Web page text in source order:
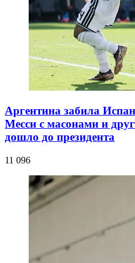
Аргентина забила
Месси с масонами и
дошло до президента
11 096